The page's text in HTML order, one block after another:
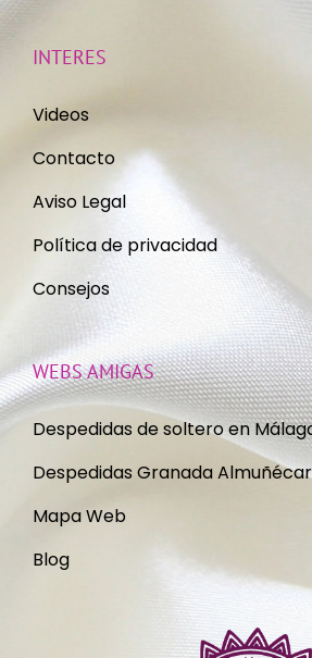
INTERES
Videos
Contacto
Aviso Legal
Política de privacidad
Consejos
WEBS AMIGAS
Despedidas de soltero en
Despedidas Granada Almuñécar
Mapa Web
Blog